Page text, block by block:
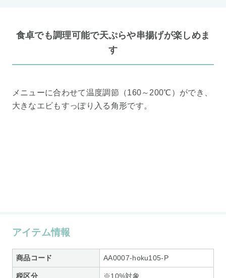
食卓でも調理可能で天ぷらや串揚げが楽しめま
す
メニューに合わせて温度調節（160～200℃）ができ、
大きなエビもすっぽり入る角形です。
アイテム情報
商品コード AA0007-hoku105-P
税区分 ※10%対象